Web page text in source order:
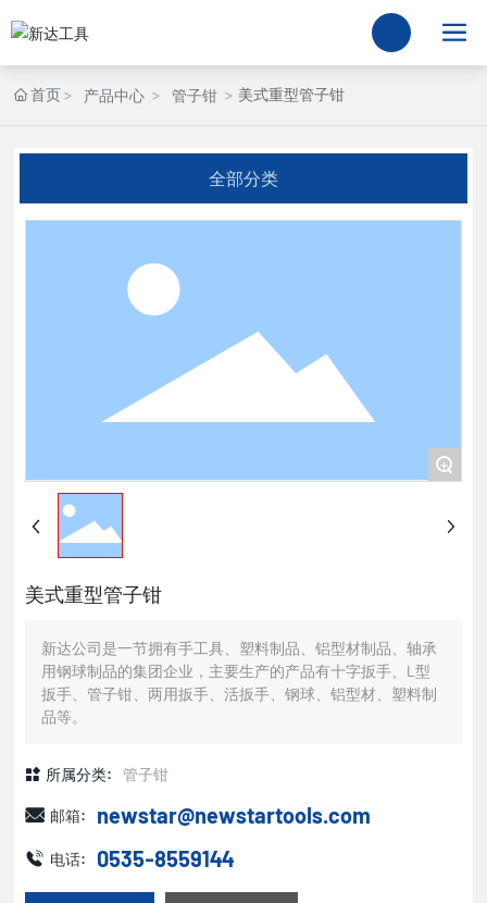
首页 产品中心 管子钳 美式重型管子钳
全部分类
+
美式重型管子钳
新达公司是一节拥有手工具、塑料制品、铝型材制品、轴承
用钢球制品的集团企业，主要生产的产品有十字扳手、L型
扳手、管子钳、两用扳手、活扳手、钢球、铝型材、塑料制
品等。
所属分类: 管子钳
邮箱: newstar@newstartools.com
电话: 0535-8559144